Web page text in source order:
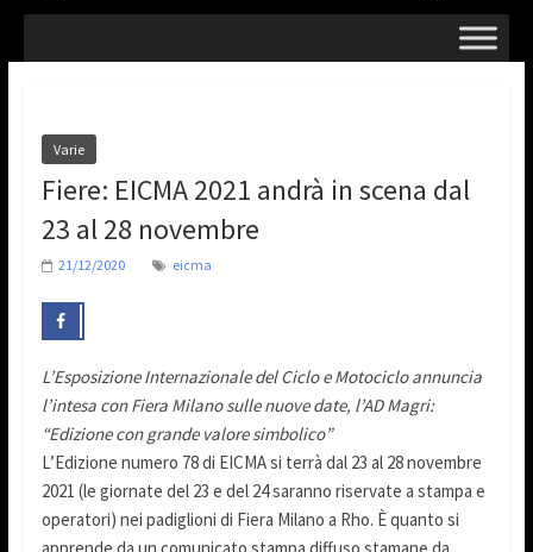
Varie
Fiere: EICMA 2021 andrà in scena dal
23 al 28 novembre
21/12/2020 eicma
L’Esposizione Internazionale del Ciclo e Motociclo annuncia
l’intesa con Fiera Milano sulle nuove date, l’AD Magri:
“Edizione con grande valore simbolico”
L’Edizione numero 78 di EICMA si terrà dal 23 al 28 novembre
2021 (le giornate del 23 e del 24 saranno riservate a stampa e
operatori) nei padiglioni di Fiera Milano a Rho. È quanto si